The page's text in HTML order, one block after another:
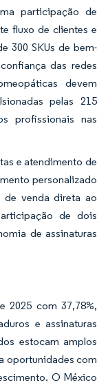
participação de
fluxo de clientes e
300 SKUs de bem-
das redes
devem
pelas 215
profissionais nas
e atendimento de
personalizado
de venda direta ao
de dois
de assinaturas
2025 com 37,78%,
e assinaturas
estocam amplos
oportunidades com
O México